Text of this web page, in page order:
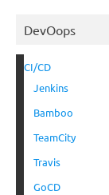
DevOops
CI/CD
Jenkins
Bamboo
TeamCity
Travis
GoCD